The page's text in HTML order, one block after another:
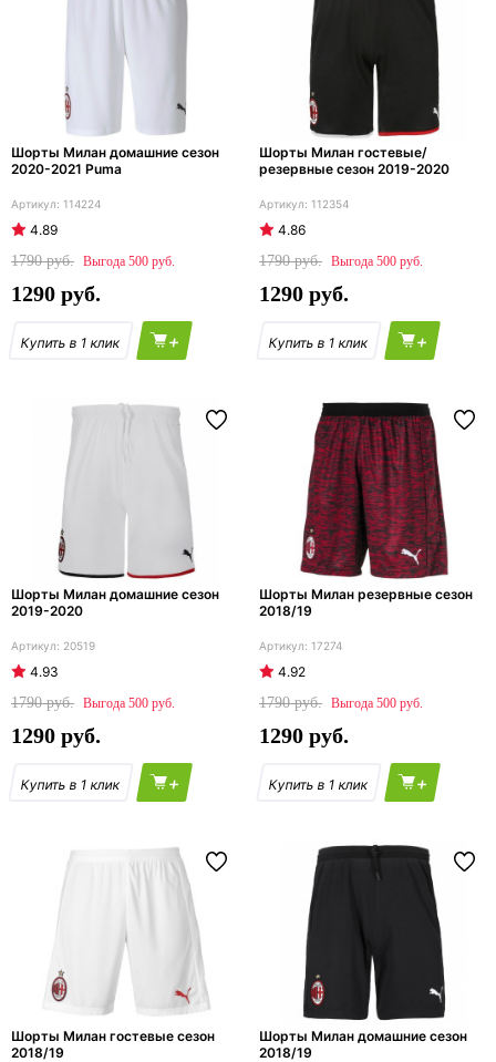
Шорты Милан домашние сезон
2020-2021 Puma
114224
4.89
1790
500
1290
+
Шорты Милан гостевые/
резервные сезон 2019-2020
112354
4.86
1790
500
1290
+
Шорты Милан домашние сезон
2019-2020
20519
4.93
1790
500
1290
+
Шорты Милан резервные сезон
2018/19
17274
4.92
1790
500
1290
+
Шорты Милан гостевые сезон
2018/19
Шорты Милан домашние сезон
2018/19